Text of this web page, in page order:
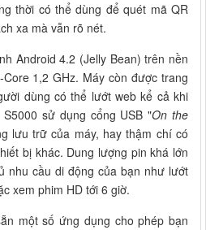
thời có thể dùng để quét mã QR
xa mà vẫn rõ nét.
Android 4.2 (Jelly Bean) trên nền
1,2 GHz. Máy còn được trang
dùng có thể lướt web kể cả khi
sử dụng cổng USB "On the
lưu trữ của máy, hay thậm chí có
bị khác. Dung lượng pin khá lớn
nhu cầu di động của bạn như lướt
xem phim HD tới 6 giờ.
một số ứng dụng cho phép bạn